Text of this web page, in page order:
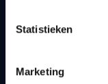
Statistieken
Marketing
PhD